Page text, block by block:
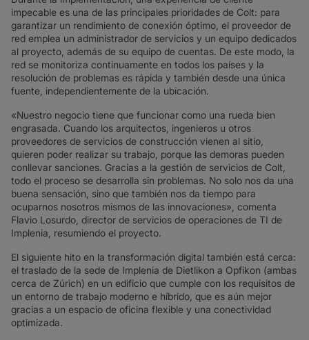
impecable es una de las principales prioridades de Colt: para
garantizar un rendimiento de conexión óptimo, el proveedor de
red emplea un administrador de servicios y un equipo dedicados
al proyecto, además de su equipo de cuentas. De este modo, la
red se monitoriza continuamente en todos los países y la
resolución de problemas es rápida y también desde una única
fuente, independientemente de la ubicación.
«Nuestro negocio tiene que funcionar como una rueda bien
engrasada. Cuando los arquitectos, ingenieros u otros
proveedores de servicios de construcción vienen al sitio,
quieren poder realizar su trabajo, porque las demoras pueden
conllevar sanciones. Gracias a la gestión de servicios de Colt,
todo el proceso se desarrolla sin problemas. No solo nos da una
buena sensación, sino que también nos da tiempo para
ocuparnos nosotros mismos de las innovaciones», comenta
Flavio Losurdo, director de servicios de operaciones de TI de
Implenia, resumiendo el proyecto.
El siguiente hito en la transformación digital también está cerca:
el traslado de la sede de Implenia de Dietlikon a Opfikon (ambas
cerca de Zúrich) en un edificio que cumple con los requisitos de
un entorno de trabajo moderno e híbrido, que es aún mejor
gracias a un espacio de oficina flexible y una conectividad
optimizada.